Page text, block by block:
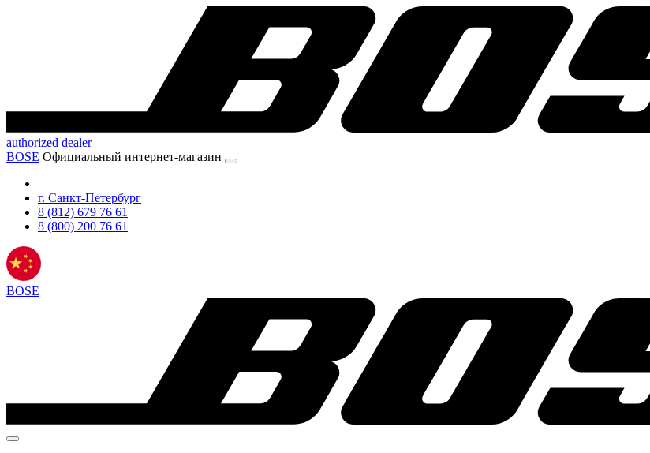
authorized dealer
BOSE Официальный интернет-магазин
г. Санкт-Петербург
8 (812) 679 76 61
8 (800) 200 76 61
BOSE